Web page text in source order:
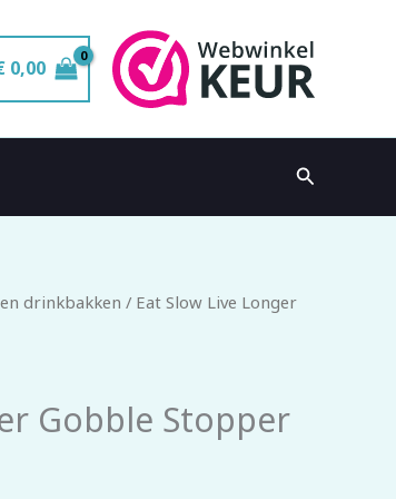
0,00
Zoeken
drinkbakken / Eat Slow Live Longer
Gobble Stopper